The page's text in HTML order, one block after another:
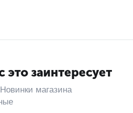
заинтересует
Новинки магазина